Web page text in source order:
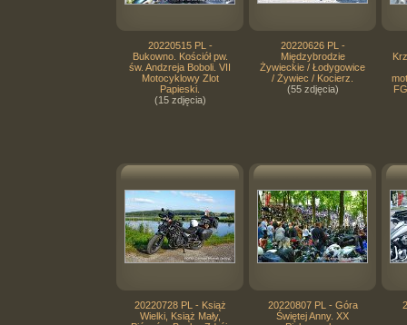
20220515 PL -
Bukowno. Kościół pw.
św. Andzreja Boboli. VII
Motocyklowy Zlot
Papieski.
(15 zdjęcia)
20220626 PL -
Międzybrodzie
Żywieckie / Łodygowice
/ Żywiec / Kocierz.
(55 zdjęcia)
20220728 PL - Książ
Wielki, Książ Mały,
20220807 PL - Góra
Świętej Anny. XX